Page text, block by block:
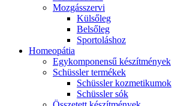
Mozgásszervi
Külsőleg
Belsőleg
Sportoláshoz
Homeopátia
Egykomponensű készítmények
Schüssler termékek
Schüssler kozmetikumok
Schüssler sók